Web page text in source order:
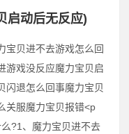
启动后无反应)
宝贝进不去游戏怎么回
游戏没反应魔力宝贝启
闪退怎么回事魔力宝贝
关服魔力宝贝报错˂p
?1、魔力宝贝进不去